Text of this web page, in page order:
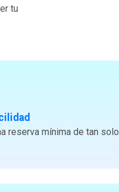
tu
reserva mínima de tan solo